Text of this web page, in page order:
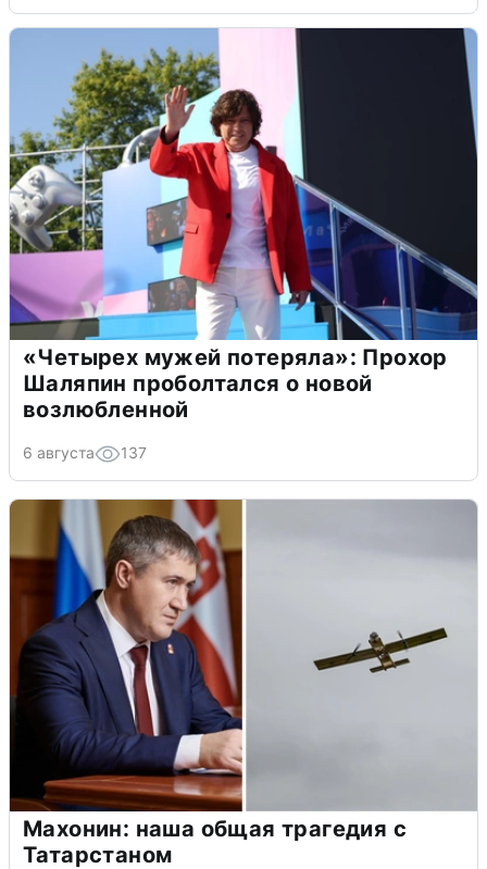
«Четырех мужей потеряла»: Прохор
Шаляпин проболтался о новой
возлюбленной
6 августа 137
Махонин: наша общая трагедия с
Татарстаном